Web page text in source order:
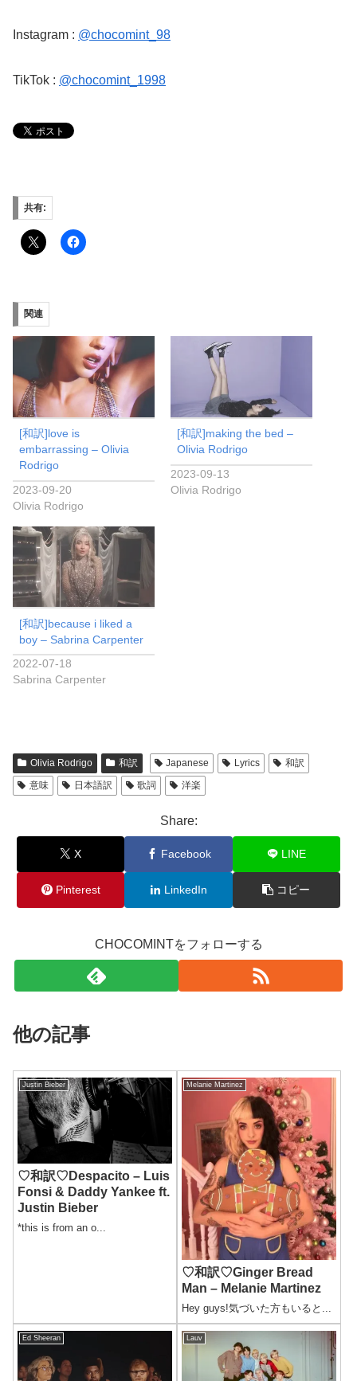
Instagram : @chocomint_98
TikTok : @chocomint_1998
共有:
関連
[和訳]love is
embarrassing – Olivia
Rodrigo
2023-09-20
Olivia Rodrigo
[和訳]making the bed –
Olivia Rodrigo
2023-09-13
Olivia Rodrigo
[和訳]because i liked a
boy – Sabrina Carpenter
2022-07-18
Sabrina Carpenter
Olivia Rodrigo 和訳 Japanese Lyrics
和訳
意味
日本語訳 歌詞 洋楽
Share:
X Facebook LINE
Pinterest LinkedIn コピー
CHOCOMINTをフォローする
他の記事
Justin Bieber
♡和訳♡Despacito – Luis
Fonsi & Daddy Yankee ft.
Justin Bieber
*this is from an o...
Melanie Martinez
♡和訳♡Ginger Bread
Man – Melanie Martinez
Hey guys!気づいた方もいると...
Ed Sheeran Lauv